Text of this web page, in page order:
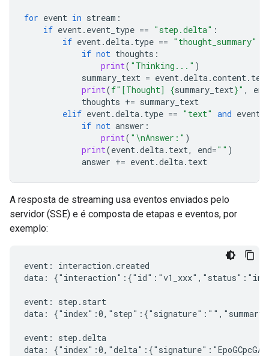
for event in stream :
if event. event_type == "step.delta" :
if event.delta. type == "thought_summary"
if not thoughts :
print( "Thinking..." )
summary_text = event.delta.content.
print(f"[Thought] {summary_text}" , end
thoughts += summary_text
elif event.delta. type == "text" and event
if not answer :
print( " \nAnswer:" )
print(event.delta. text, end="" )
answer += event.delta. text
A resposta de streaming usa eventos enviados pelo
servidor (SSE) e é composta de etapas e eventos, por
exemplo:
event: interaction.created
data:
event: step.start
data:
event: step.delta
data: